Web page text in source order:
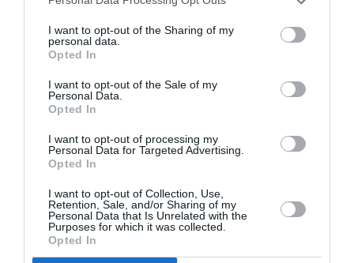
I want to opt-out of the Sharing of my
personal data.
Opted In
I want to opt-out of the Sale of my
Personal Data.
Opted In
I want to opt-out of processing my
Personal Data for Targeted Advertising.
Opted In
I want to opt-out of Collection, Use,
Retention, Sale, and/or Sharing of my
Personal Data that Is Unrelated with the
Purposes for which it was collected.
Opted In